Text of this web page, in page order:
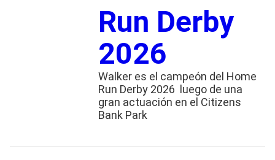
Run Derby
2026
Walker es el campeón del Home
Run Derby 2026 luego de una
gran actuación en el Citizens
Bank Park